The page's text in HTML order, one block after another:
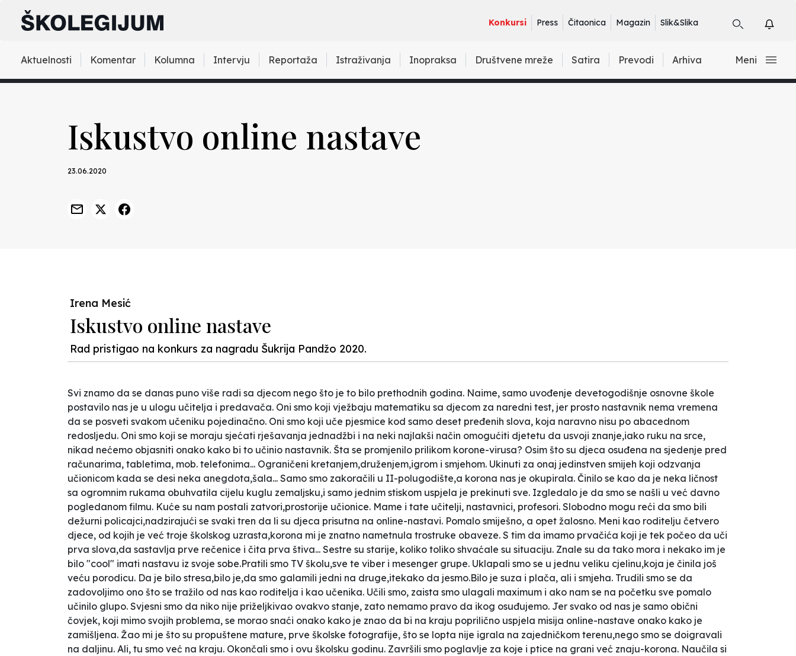
Konkursi Press Čitaonica Magazin Slik&Slika
Aktuelnosti Komentar Kolumna Intervju Reportaža Istraživanja Inopraksa Društvene mreže Satira Prevodi Arhiva Meni
Iskustvo online nastave
23.06.2020
Irena Mesić
Iskustvo online nastave
Rad pristigao na konkurs za nagradu Šukrija Pandžo 2020.
Svi znamo da se danas puno više radi sa djecom nego što je to bilo prethodnih godina. Naime, samo uvođenje devetogodišnje osnovne škole
postavilo nas je u ulogu učitelja i predavača. Oni smo koji vježbaju matematiku sa djecom za naredni test, jer prosto nastavnik nema vremena
da se posveti svakom učeniku pojedinačno. Oni smo koji uče pjesmice kod samo deset pređenih slova, koja naravno nisu po abacednom
redosljedu. Oni smo koji se moraju sjećati rješavanja jednadžbi i na neki najlakši način omogućiti djetetu da usvoji znanje,iako ruku na srce,
nikad nećemo objasniti onako kako bi to učinio nastavnik. Šta se promjenilo prilikom korone-virusa? Osim što su djeca osuđena na sjedenje pred
računarima, tabletima, mob. telefonima... Ograničeni kretanjem,druženjem,igrom i smjehom. Ukinuti za onaj jedinstven smijeh koji odzvanja
učionicom kada se desi neka anegdota,šala... Samo smo zakoračili u II-polugodište,a korona nas je okupirala. Činilo se kao da je neka ličnost
sa ogromnim rukama obuhvatila cijelu kuglu zemaljsku,i samo jednim stiskom uspjela je prekinuti sve. Izgledalo je da smo se našli u već davno
pogledanom filmu. Kuće su nam postali zatvori,prostorije učionice. Mame i tate učitelji, nastavnici, profesori. Slobodno mogu reći da smo bili
dežurni policajci,nadzirajući se svaki tren da li su djeca prisutna na online-nastavi. Pomalo smiješno, a opet žalosno. Meni kao roditelju četvero
djece, od kojih je već troje školskog uzrasta,korona mi je znatno nametnula trostruke obaveze. S tim da imamo prvačića koji je tek počeo da uči
prva slova,da sastavlja prve rečenice i čita prva štiva... Sestre su starije, koliko toliko shvaćale su situaciju. Znale su da tako mora i nekako im je
bilo "cool" imati nastavu iz svoje sobe.Pratili smo TV školu,sve te viber i mesenger grupe. Uklapali smo se u jednu veliku cjelinu,koja je činila još
veću porodicu. Da je bilo stresa,bilo je,da smo galamili jedni na druge,itekako da jesmo.Bilo je suza i plača, ali i smjeha. Trudili smo se da
zadovoljimo ono što se tražilo od nas kao roditelja i kao učenika. Učili smo, zaista smo ulagali maximum i ako nam se na početku sve pomalo
učinilo glupo. Svjesni smo da niko nije priželjkivao ovakvo stanje, zato nemamo pravo da ikog osuđujemo. Jer svako od nas je samo obični
čovjek, koji mimo svojih problema, se morao snaći onako kako je znao da bi na kraju poprilično uspjela misija online-nastave onako kako je
zamišljena. Žao mi je što su propuštene mature, prve školske fotografije, što se lopta nije igrala na zajedničkom terenu,nego smo se doigravali
na daljinu. Ali, tu smo već na kraju. Okončali smo i ovu školsku godinu. Završili smo poglavlje za koje i ptice na grani već znaju-korona. Naučila si